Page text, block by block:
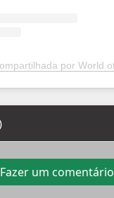
Fazer um comentário